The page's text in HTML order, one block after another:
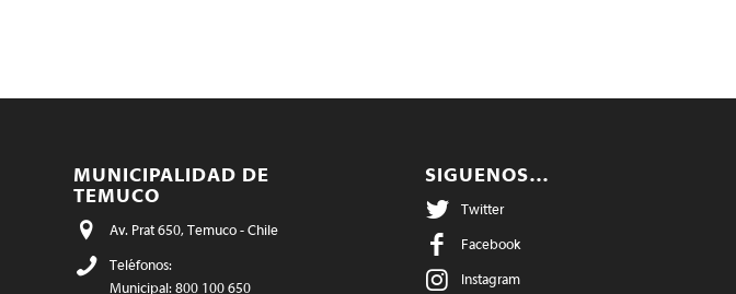
MUNICIPALIDAD DE
TEMUCO
Av. Prat 650, Temuco - Chile
Teléfonos:
Municipal: 800 100 650
SIGUENOS…
Twitter
Facebook
Instagram